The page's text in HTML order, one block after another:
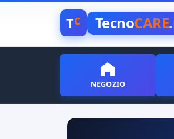
Tc TecnoCARE
NEGOZIO